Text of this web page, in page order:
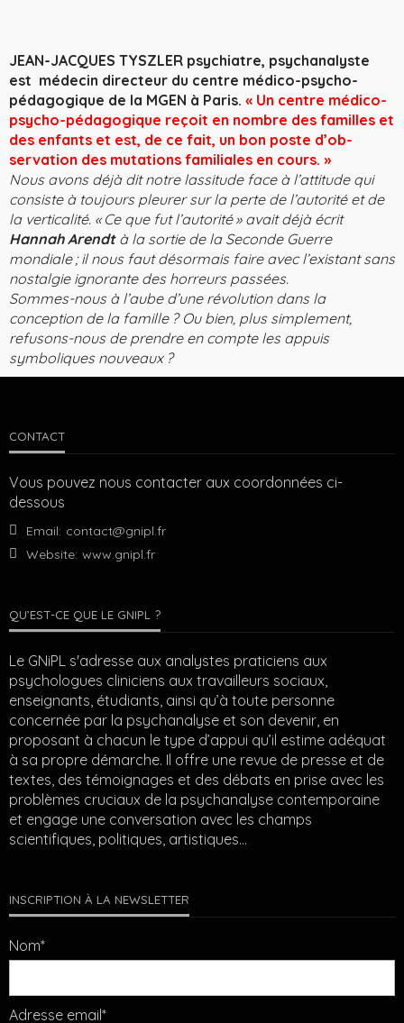
JEAN-JACQUES TYSZLER psychiatre, psychanalyste
est médecin directeur du centre médico-psycho-
pédagogique de la MGEN à Paris. « Un centre médico-
psycho-pédagogique reçoit en nombre des familles et
des enfants et est, de ce fait, un bon poste d’ob­
servation des mutations familiales en cours. »
Nous avons déjà dit notre lassitude face à l’attitude qui
consiste à toujours pleurer sur la perte de l’autorité et de
la vertica­lité. « Ce que fut l’autorité » avait déjà écrit
Hannah Arendtà la sortie de la Seconde Guerre
mondiale ; il nous faut désormais faire avec l’existant sans
nostalgie ignorante des horreurs passées.
Sommes-nous à l’aube d’une révolu­tion dans la
conception de la famille ? Ou bien, plus simplement,
refusons-nous de prendre en compte les appuis
symboliques nouveaux ?
CONTACT
Vous pouvez nous contacter aux coordonnées ci-
dessous
Email: contact@gnipl.fr
Website: www.gnipl.fr
QU’EST-CE QUE LE GNIPL ?
Le GNiPL s'adresse aux analystes praticiens aux
psychologues cliniciens aux travailleurs sociaux,
enseignants, étudiants, ainsi qu’à toute personne
concernée par la psychanalyse et son devenir, en
proposant à chacun le type d’appui qu’il estime adéquat
à sa propre démarche. Il offre une revue de presse et de
textes, des témoignages et des débats en prise avec les
problèmes cruciaux de la psychanalyse contemporaine
et engage une conversation avec les champs
scientifiques, politiques, artistiques…
INSCRIPTION À LA NEWSLETTER
Nom*
Adresse email*